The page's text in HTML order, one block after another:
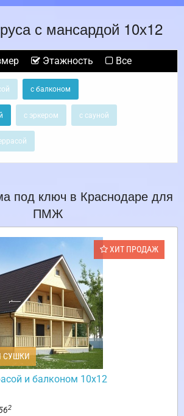
с мансардой 10х12
Этажность Все
с балконом
с эркером с сауной
под ключ в Краснодаре для
ПМЖ
ХИТ ПРОДАЖ
СУШКИ
и балконом 10х12
2